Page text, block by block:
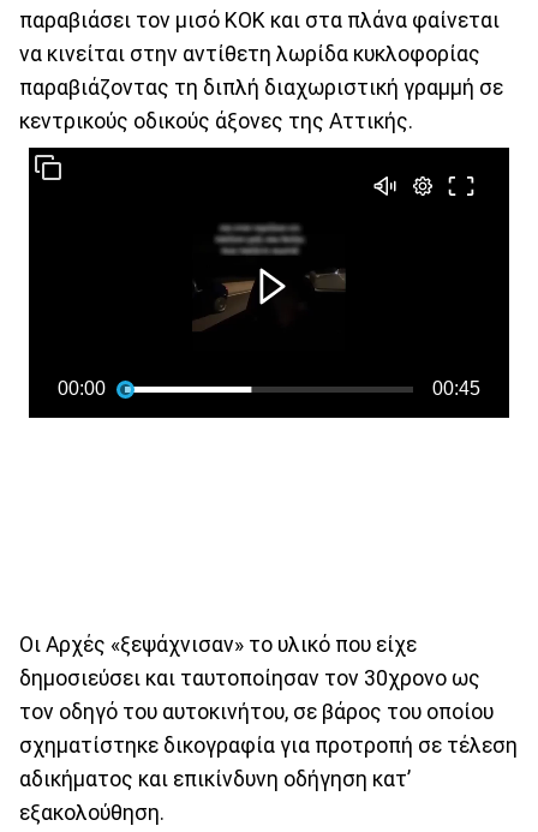
παραβιάσει τον μισό ΚΟΚ και στα πλάνα φαίνεται
να κινείται στην αντίθετη λωρίδα κυκλοφορίας
παραβιάζοντας τη διπλή διαχωριστική γραμμή σε
κεντρικούς οδικούς άξονες της Αττικής.
Οι Αρχές «ξεψάχνισαν» το υλικό που είχε
δημοσιεύσει και ταυτοποίησαν τον 30χρονο ως
τον οδηγό του αυτοκινήτου, σε βάρος του οποίου
σχηματίστηκε δικογραφία για προτροπή σε τέλεση
αδικήματος και επικίνδυνη οδήγηση κατ’
εξακολούθηση.